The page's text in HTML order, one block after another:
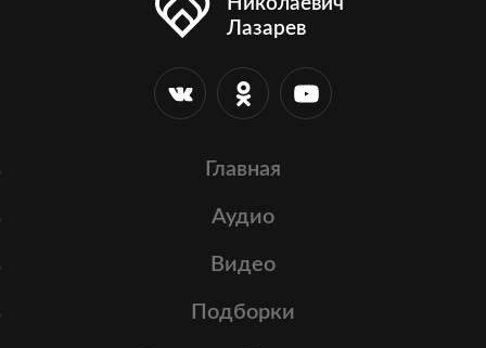
Лазарев
Главная
Аудио
Видео
Подборки